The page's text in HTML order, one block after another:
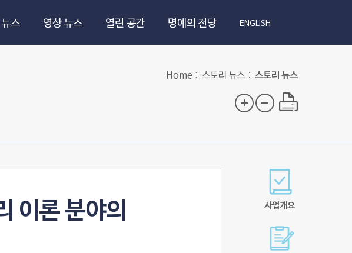
스 영상 뉴스 열린 공간 명예의 전당 ENGLISH
Home 스토리 뉴스 스토리 뉴스
이론 분야의
사업개요